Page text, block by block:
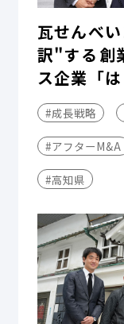
瓦せんべ
訳"する――
ス企業「
#成長戦略
#アフターM&A
#高知県